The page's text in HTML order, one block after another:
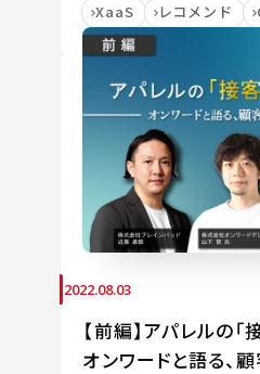
XaaS レコメンド
2022.08.03
【前編】アパレルの
オンワードと語る、